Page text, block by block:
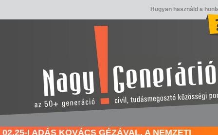
Hogyan használd a
02.25-I ADÁS KOVÁCS GÉZÁVAL, A NEMZETI